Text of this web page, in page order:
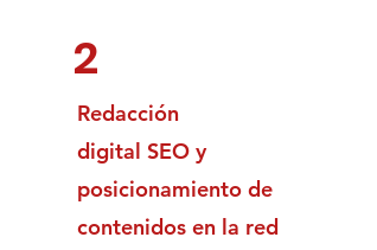
2
Redacción
digital SEO y
posicionamiento de
contenidos en la red